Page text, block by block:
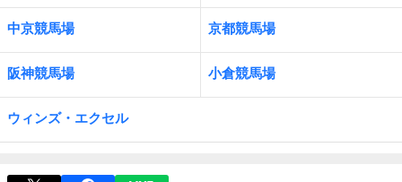
中京競馬場 京都競馬場
阪神競馬場 小倉競馬場
ウィンズ・エクセル